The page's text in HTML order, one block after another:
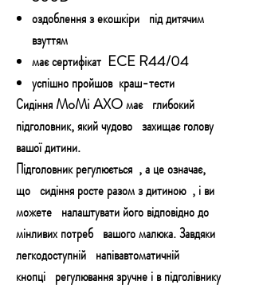
оздоблення з екошкіри під дитячим
взуттям
має сертифікат ECE R44/04
успішно пройшов краш-тести
Сидіння MoMi AXO має глибокий
підголовник, який чудово захищає голову
вашої дитини.
Підголовник регулюється , а це означає,
що сидіння росте разом з дитиною , і ви
можете налаштувати його відповідно до
мінливих потреб вашого малюка. Завдяки
легкодоступній напівавтоматичній
кнопці регулювання зручне і в підголівнику